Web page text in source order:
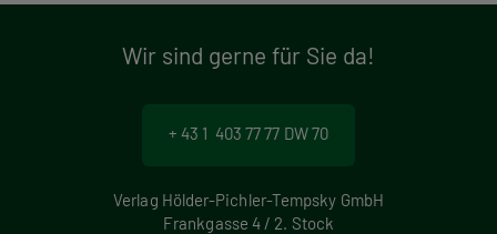
Wir sind gerne für Sie da!
+ 43 1 403 77 77 DW 70
Verlag Hölder-Pichler-Tempsky GmbH
Frankgasse 4 / 2. Stock